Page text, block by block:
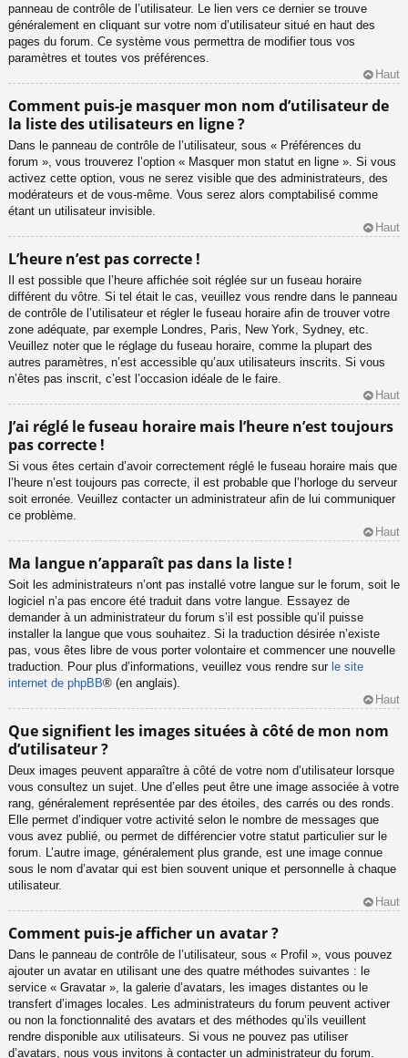
panneau de contrôle de l’utilisateur. Le lien vers ce dernier se trouve
généralement en cliquant sur votre nom d’utilisateur situé en haut des
pages du forum. Ce système vous permettra de modifier tous vos
paramètres et toutes vos préférences.
Haut
Comment puis-je masquer mon nom d’utilisateur de
la liste des utilisateurs en ligne ?
Dans le panneau de contrôle de l’utilisateur, sous « Préférences du
forum », vous trouverez l’option « Masquer mon statut en ligne ». Si vous
activez cette option, vous ne serez visible que des administrateurs, des
modérateurs et de vous-même. Vous serez alors comptabilisé comme
étant un utilisateur invisible.
Haut
L’heure n’est pas correcte !
Il est possible que l’heure affichée soit réglée sur un fuseau horaire
différent du vôtre. Si tel était le cas, veuillez vous rendre dans le panneau
de contrôle de l’utilisateur et régler le fuseau horaire afin de trouver votre
zone adéquate, par exemple Londres, Paris, New York, Sydney, etc.
Veuillez noter que le réglage du fuseau horaire, comme la plupart des
autres paramètres, n’est accessible qu’aux utilisateurs inscrits. Si vous
n’êtes pas inscrit, c’est l’occasion idéale de le faire.
Haut
J’ai réglé le fuseau horaire mais l’heure n’est toujours
pas correcte !
Si vous êtes certain d’avoir correctement réglé le fuseau horaire mais que
l’heure n’est toujours pas correcte, il est probable que l’horloge du serveur
soit erronée. Veuillez contacter un administrateur afin de lui communiquer
ce problème.
Haut
Ma langue n’apparaît pas dans la liste !
Soit les administrateurs n’ont pas installé votre langue sur le forum, soit le
logiciel n’a pas encore été traduit dans votre langue. Essayez de
demander à un administrateur du forum s’il est possible qu’il puisse
installer la langue que vous souhaitez. Si la traduction désirée n’existe
pas, vous êtes libre de vous porter volontaire et commencer une nouvelle
traduction. Pour plus d’informations, veuillez vous rendre sur le site
internet de phpBB® (en anglais).
Haut
Que signifient les images situées à côté de mon nom
d’utilisateur ?
Deux images peuvent apparaître à côté de votre nom d’utilisateur lorsque
vous consultez un sujet. Une d’elles peut être une image associée à votre
rang, généralement représentée par des étoiles, des carrés ou des ronds.
Elle permet d’indiquer votre activité selon le nombre de messages que
vous avez publié, ou permet de différencier votre statut particulier sur le
forum. L’autre image, généralement plus grande, est une image connue
sous le nom d’avatar qui est bien souvent unique et personnelle à chaque
utilisateur.
Haut
Comment puis-je afficher un avatar ?
Dans le panneau de contrôle de l’utilisateur, sous « Profil », vous pouvez
ajouter un avatar en utilisant une des quatre méthodes suivantes : le
service « Gravatar », la galerie d’avatars, les images distantes ou le
transfert d’images locales. Les administrateurs du forum peuvent activer
ou non la fonctionnalité des avatars et des méthodes qu’ils veuillent
rendre disponible aux utilisateurs. Si vous ne pouvez pas utiliser
d’avatars, nous vous invitons à contacter un administrateur du forum.